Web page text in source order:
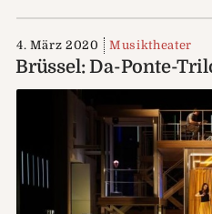
4. März 2020 Musiktheater
Brüssel: Da-Ponte-